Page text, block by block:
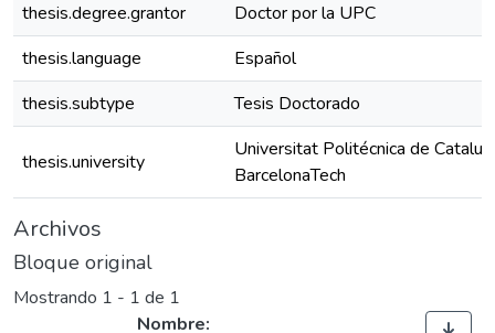
thesis.degree.grantor
Doctor por la UPC
thesis.language
Español
thesis.subtype
Tesis Doctorado
thesis.university
Universitat Politécnica de
BarcelonaTech
Archivos
Bloque original
Mostrando 1 - 1 de 1
Nombre: